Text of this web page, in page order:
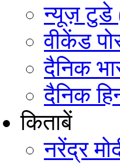
न्यूज़ टुडे
वीकेंड
दैनिक
दैनिक
किताबें
नरेंद्र